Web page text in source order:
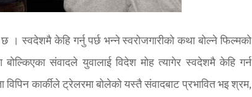
। स्वदेशमै केहि गर्नु पर्छ भन्ने स्वरोजगारीको कथा बोल्ने फिल्मको
संवादले युवालाई विदेश मोह त्यागेर स्वदेशमै केहि गर्न
विपिन कार्कीले ट्रेलरमा बोलेको यस्तै संवादबाट प्रभावित भइ श्रम,